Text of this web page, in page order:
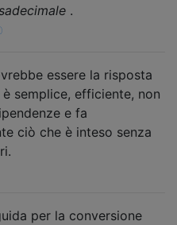
.
essere la risposta
semplice, efficiente, non
e fa
ciò che è inteso senza
per la conversione